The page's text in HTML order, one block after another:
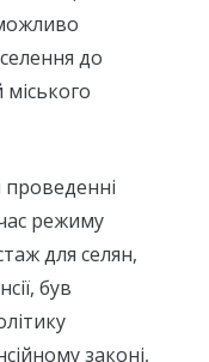
до
міського
режиму
для селян,
був
законі,